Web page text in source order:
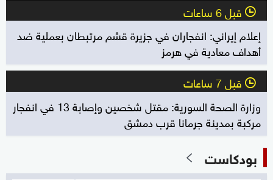
l قبل 6 ساعات
إعلام إيراني: انفجاران في جزيرة قشم مرتبطان بعملية ضد
أهداف معادية في هرمز
l قبل 7 ساعات
وزارة الصحة السورية: مقتل شخصين وإصابة 13 في انفجار
مركبة بمدينة جرمانا قرب دمشق
بودكاست